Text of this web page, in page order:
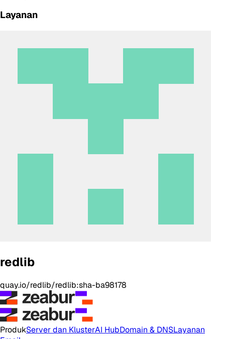
Layanan
redlib
quay.io/redlib/redlib:sha-ba98178
ProdukServer dan KlusterAI HubDomain & DNSLayanan